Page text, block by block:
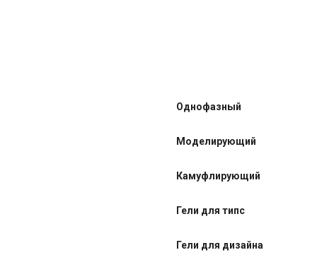
Однофазный
Моделирующий
Камуфлирующий
Гели для типс
Гели для дизайна